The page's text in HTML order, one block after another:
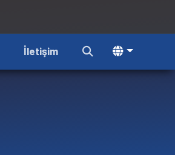
İletişim